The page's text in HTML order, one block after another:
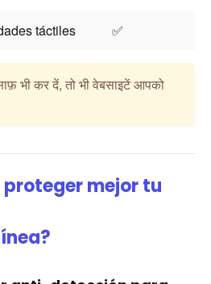
táctiles ✅
भी कर दें, तो भी वेबसाइटें आपको
proteger mejor tu